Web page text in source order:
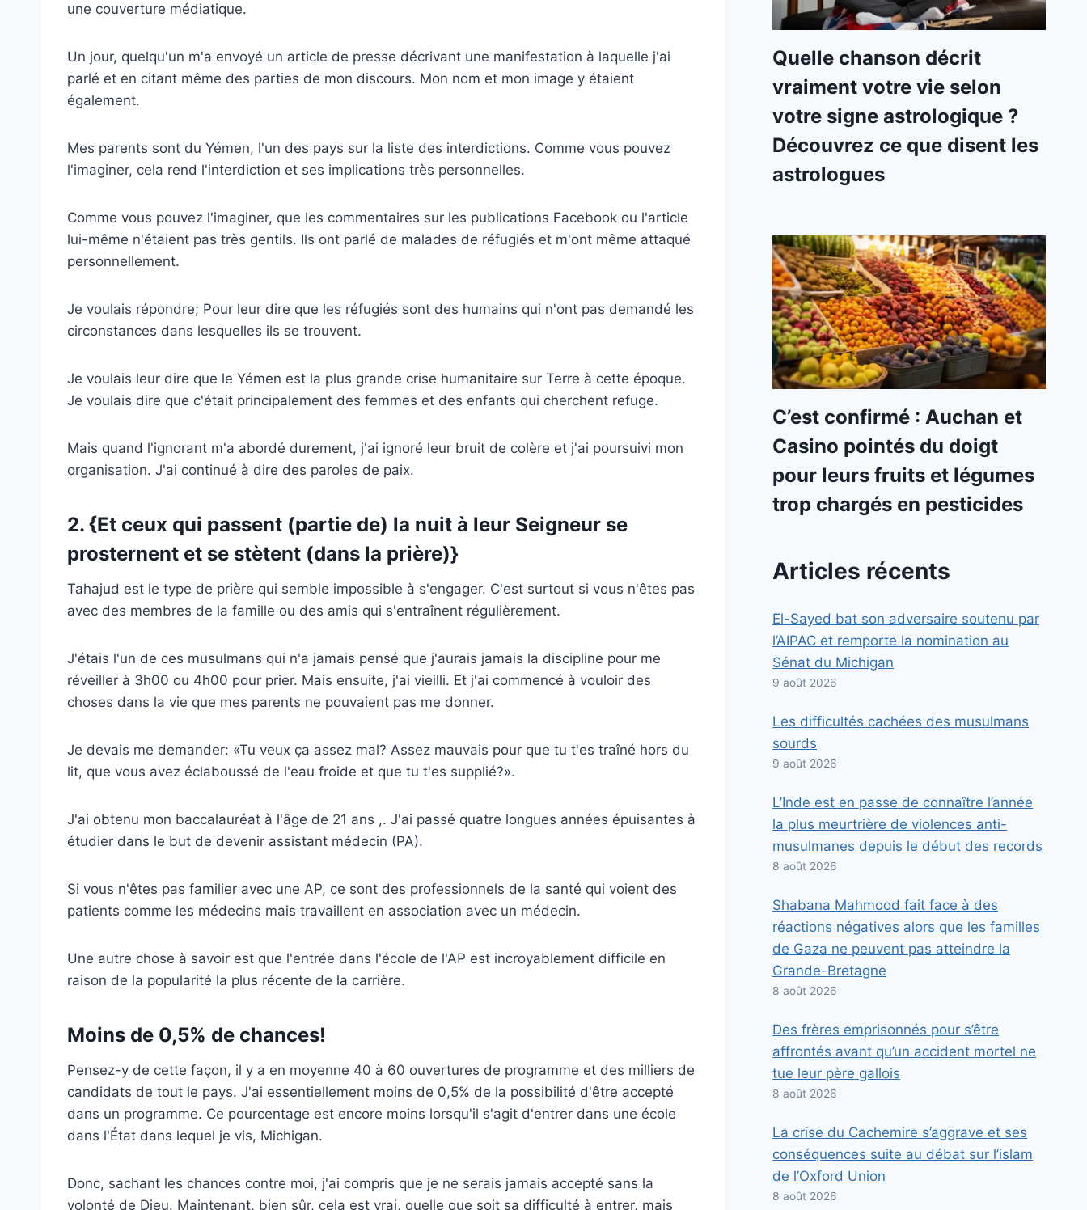
une couverture médiatique.
Un jour, quelqu'un m'a envoyé un article de presse décrivant une manifestation à laquelle j'ai
parlé et en citant même des parties de mon discours. Mon nom et mon image y étaient
également.
Mes parents sont du Yémen, l'un des pays sur la liste des interdictions. Comme vous pouvez
l'imaginer, cela rend l'interdiction et ses implications très personnelles.
Comme vous pouvez l'imaginer, que les commentaires sur les publications Facebook ou l'article
lui-même n'étaient pas très gentils. Ils ont parlé de malades de réfugiés et m'ont même attaqué
personnellement.
Je voulais répondre; Pour leur dire que les réfugiés sont des humains qui n'ont pas demandé les
circonstances dans lesquelles ils se trouvent.
Je voulais leur dire que le Yémen est la plus grande crise humanitaire sur Terre à cette époque.
Je voulais dire que c'était principalement des femmes et des enfants qui cherchent refuge.
Mais quand l'ignorant m'a abordé durement, j'ai ignoré leur bruit de colère et j'ai poursuivi mon
organisation. J'ai continué à dire des paroles de paix.
2. {Et ceux qui passent (partie de) la nuit à leur Seigneur se
prosternent et se stètent (dans la prière)}
Tahajud est le type de prière qui semble impossible à s'engager. C'est surtout si vous n'êtes pas
avec des membres de la famille ou des amis qui s'entraînent régulièrement.
J'étais l'un de ces musulmans qui n'a jamais pensé que j'aurais jamais la discipline pour me
réveiller à 3h00 ou 4h00 pour prier. Mais ensuite, j'ai vieilli. Et j'ai commencé à vouloir des
choses dans la vie que mes parents ne pouvaient pas me donner.
Je devais me demander: «Tu veux ça assez mal? Assez mauvais pour que tu t'es traîné hors du
lit, que vous avez éclaboussé de l'eau froide et que tu t'es supplié?».
J'ai obtenu mon baccalauréat à l'âge de 21 ans ,. J'ai passé quatre longues années épuisantes à
étudier dans le but de devenir assistant médecin (PA).
Si vous n'êtes pas familier avec une AP, ce sont des professionnels de la santé qui voient des
patients comme les médecins mais travaillent en association avec un médecin.
Une autre chose à savoir est que l'entrée dans l'école de l'AP est incroyablement difficile en
raison de la popularité la plus récente de la carrière.
Moins de 0,5% de chances!
Pensez-y de cette façon, il y a en moyenne 40 à 60 ouvertures de programme et des milliers de
candidats de tout le pays. J'ai essentiellement moins de 0,5% de la possibilité d'être accepté
dans un programme. Ce pourcentage est encore moins lorsqu'il s'agit d'entrer dans une école
dans l'État dans lequel je vis, Michigan.
Donc, sachant les chances contre moi, j'ai compris que je ne serais jamais accepté sans la
volonté de Dieu. Maintenant, bien sûr, cela est vrai, quelle que soit sa difficulté à entrer, mais
Quelle chanson décrit
vraiment votre vie selon
votre signe astrologique ?
Découvrez ce que disent les
astrologues
C’est confirmé : Auchan et
Casino pointés du doigt
pour leurs fruits et légumes
trop chargés en pesticides
Articles récents
El-Sayed bat son adversaire soutenu par
l’AIPAC et remporte la nomination au
Sénat du Michigan
9 août 2026
Les difficultés cachées des musulmans
sourds
9 août 2026
L’Inde est en passe de connaître l’année
la plus meurtrière de violences anti-
musulmanes depuis le début des records
8 août 2026
Shabana Mahmood fait face à des
réactions négatives alors que les familles
de Gaza ne peuvent pas atteindre la
Grande-Bretagne
8 août 2026
Des frères emprisonnés pour s’être
affrontés avant qu’un accident mortel ne
tue leur père gallois
8 août 2026
La crise du Cachemire s’aggrave et ses
conséquences suite au débat sur l’islam
de l’Oxford Union
8 août 2026